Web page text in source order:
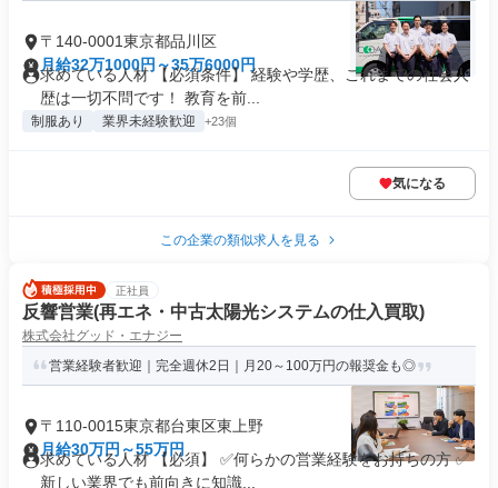
〒140-0001東京都品川区
月給32万1000円～35万6000円
求めている人材 【必須条件】 経験や学歴、これまでの社会人
歴は一切不問です！ 教育を前...
制服あり 業界未経験歓迎 +23個
気になる
この企業の類似求人を見る
正社員
反響営業(再エネ・中古太陽光システムの仕入買取)
株式会社グッド・エナジー
営業経験者歓迎｜完全週休2日｜月20～100万円の報奨金も◎
〒110-0015東京都台東区東上野
月給30万円～55万円
求めている人材 【必須】 ✅何らかの営業経験をお持ちの方 ✅
新しい業界でも前向きに知識...